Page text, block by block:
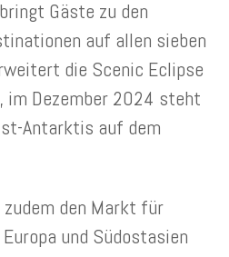
Gäste zu den
auf allen sieben
die Scenic Eclipse
im Dezember 2024 steht
Antarktis auf dem
den Markt für
und Südostasien